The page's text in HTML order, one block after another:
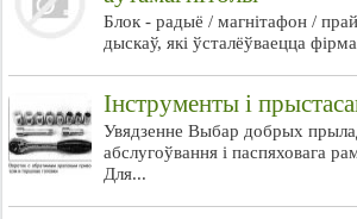
Блок - радыё / магнітафон /
дыскаў, які ўсталёўваецца
Інструменты і
Увядзенне Выбар добрых
абслугоўвання і паспяховага
Для...